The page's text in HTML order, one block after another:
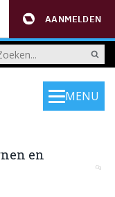
AANMELDEN
MENU
en